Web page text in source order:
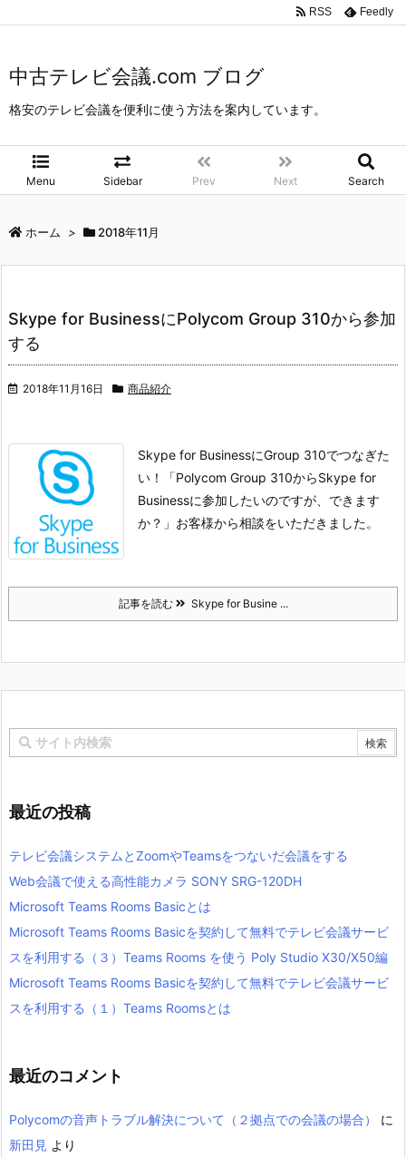
中古テレビ会議.com ブログ
格安のテレビ会議を便利に使う方法を案内しています。
Menu Sidebar Prev Next Search
RSS Feedly
ホーム > 2018年11月
Skype for BusinessにPolycom Group 310から参加
する
2018年11月16日 商品紹介
Skype for BusinessにGroup 310でつなぎた
い！
「Polycom Group 310からSkype for
Businessに参加したいのですが、できます
か？」 お客様から相談をいただきました。
記事を読む Skype for Busine ...
最近の投稿
テレビ会議システムとZoomやTeamsをつないだ会議をする
Web会議で使える高性能カメラ SONY SRG-120DH
Microsoft Teams Rooms Basicとは
Microsoft Teams Rooms Basicを契約して無料でテレビ会議サービ
スを利用する（３）Teams Rooms を使う Poly Studio X30/X50編
Microsoft Teams Rooms Basicを契約して無料でテレビ会議サービ
スを利用する（１）Teams Roomsとは
最近のコメント
Polycomの音声トラブル解決について（２拠点での会議の場合）
に
新田見 より